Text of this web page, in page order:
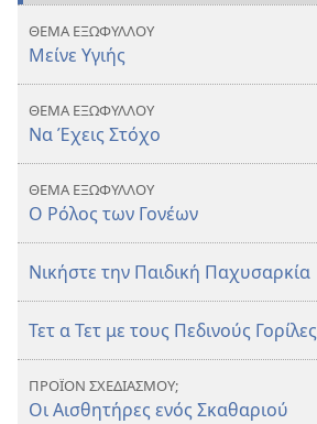
ΘΕΜΑ ΕΞΩΦΥΛΛΟΥ
Μείνε Υγιής
ΘΕΜΑ ΕΞΩΦΥΛΛΟΥ
Να Έχεις Στόχο
ΘΕΜΑ ΕΞΩΦΥΛΛΟΥ
Ο Ρόλος των Γονέων
Νικήστε την Παιδική Παχυσαρκία
Τετ α Τετ με τους Πεδινούς Γορίλες
ΠΡΟΪΟΝ ΣΧΕΔΙΑΣΜΟΥ;
Οι Αισθητήρες ενός Σκαθαριού